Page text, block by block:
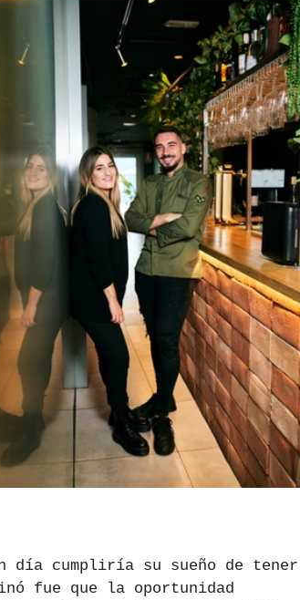
día cumpliría su sueño de tener
fue que la oportunidad